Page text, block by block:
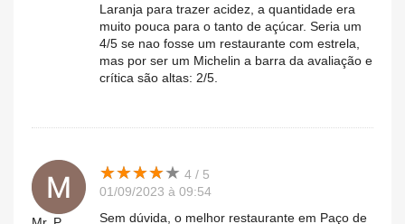
Laranja para trazer acidez, a quantidade era
muito pouca para o tanto de açúcar. Seria um
4/5 se nao fosse um restaurante com estrela,
mas por ser um Michelin a barra da avaliação e
crítica são altas: 2/5.
★★★★★
★★★★★ 4 / 5
01/09/2023 à 09:54
Sem dúvida, o melhor restaurante em Paço de